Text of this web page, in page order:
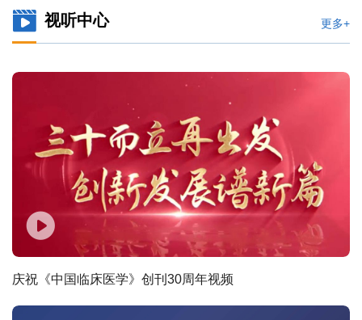
视听中心 更多+
庆祝《中国临床医学》创刊30周年视频